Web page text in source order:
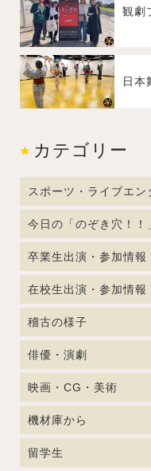
観劇
日本
カテゴリー
スポーツ・ライブエン
今日の「のぞき穴！！
卒業生出演・参加情報
在校生出演・参加情報
稽古の様子
俳優・演劇
映画・CG・美術
機材庫から
留学生